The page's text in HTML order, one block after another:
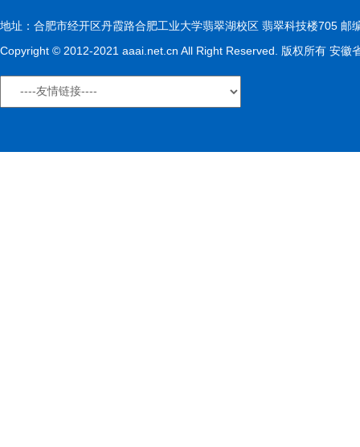
地址：合肥市经开区丹霞路合肥工业大学翡翠湖校区 翡翠科技楼705
Copyright © 2012-2021 aaai.net.cn All Right Reserved. 版权所有 安徽